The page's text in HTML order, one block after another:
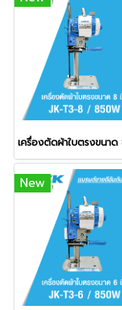
New